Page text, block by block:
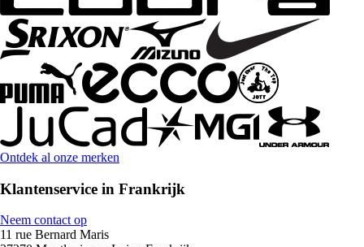
Ontdek al onze merken
Klantenservice in Frankrijk
Neem contact op
11 rue Bernard Maris